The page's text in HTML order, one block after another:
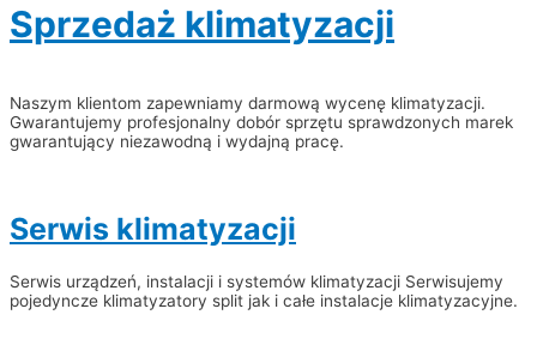
Sprzedaż klimatyzacji
Naszym klientom zapewniamy darmową wycenę klimatyzacji.
Gwarantujemy profesjonalny dobór sprzętu sprawdzonych marek
gwarantujący niezawodną i wydajną pracę.
Serwis klimatyzacji
Serwis urządzeń, instalacji i systemów klimatyzacji Serwisujemy
pojedyncze klimatyzatory split jak i całe instalacje klimatyzacyjne.